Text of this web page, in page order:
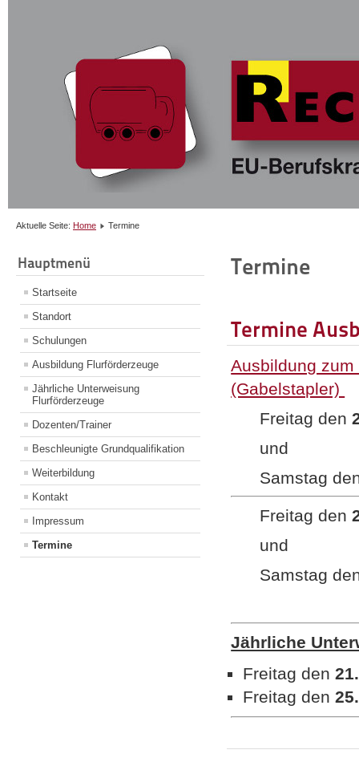
Aktuelle Seite: Home Termine
Hauptmenü
Startseite
Standort
Schulungen
Ausbildung Flurförderzeuge
Jährliche Unterweisung
Flurförderzeuge
Dozenten/Trainer
Beschleunigte Grundqualifikation
Weiterbildung
Kontakt
Impressum
Termine
Termine
Termine
Ausbildung
(Gabelstapler)
Freitag den
und
Samstag
Freitag den
und
Samstag
Jährliche
Freitag den
Freitag den